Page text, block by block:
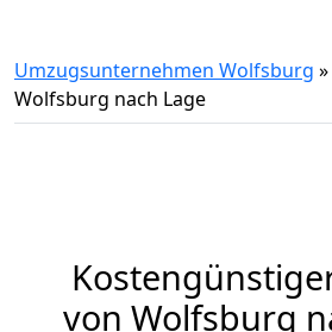
Umzugsunternehmen Wolfsburg »
Wolfsburg nach Lage
von Wolfsburg